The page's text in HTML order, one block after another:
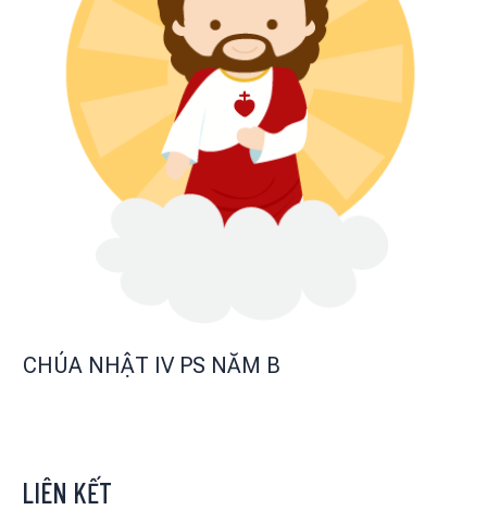
CHÚA NHẬT IV PS NĂM B
LIÊN KẾT